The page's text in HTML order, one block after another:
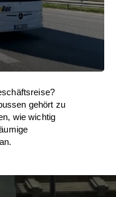
gehört zu
wie wichtig